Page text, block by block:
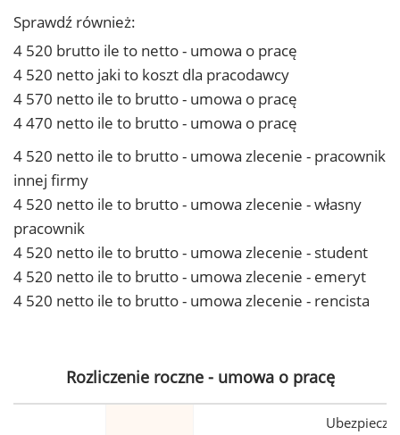
Sprawdź również:
4 520 brutto ile to netto - umowa o pracę
4 520 netto jaki to koszt dla pracodawcy
4 570 netto ile to brutto - umowa o pracę
4 470 netto ile to brutto - umowa o pracę
4 520 netto ile to brutto - umowa zlecenie - pracownik
innej firmy
4 520 netto ile to brutto - umowa zlecenie - własny
pracownik
4 520 netto ile to brutto - umowa zlecenie - student
4 520 netto ile to brutto - umowa zlecenie - emeryt
4 520 netto ile to brutto - umowa zlecenie - rencista
Rozliczenie roczne - umowa o pracę